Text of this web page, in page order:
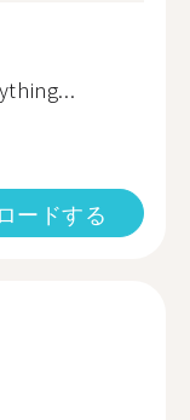
ードする